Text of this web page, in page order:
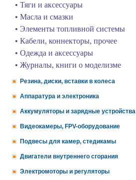
• Тяги и аксессуары
• Масла и смазки
• Элементы топливной системы
• Кабели, коннекторы, прочее
• Одежда и аксессуары
• Журналы, книги о моделизме
Резина, диски, вставки в колеса
Аппаратура и электроника
Аккумуляторы и зарядные устройства
Видеокамеры, FPV-оборудование
Подвесы для камер, стедикамы
Двигатели внутреннего сгорания
Электромоторы и регуляторы